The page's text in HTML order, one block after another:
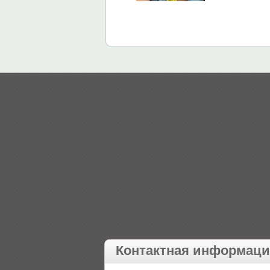
Контактная